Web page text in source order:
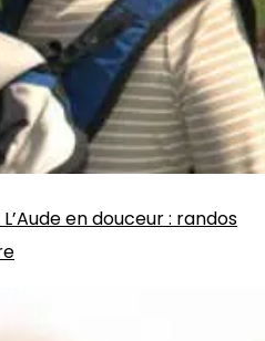
L’Aude en douceur : randos